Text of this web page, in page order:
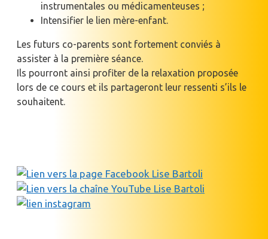
instrumentales ou médicamenteuses ;
Intensifier le lien mère-enfant.
Les futurs co-parents sont fortement conviés à
assister à la première séance.
Ils pourront ainsi profiter de la relaxation proposée
lors de ce cours et ils partageront leur ressenti s’ils le
souhaitent.